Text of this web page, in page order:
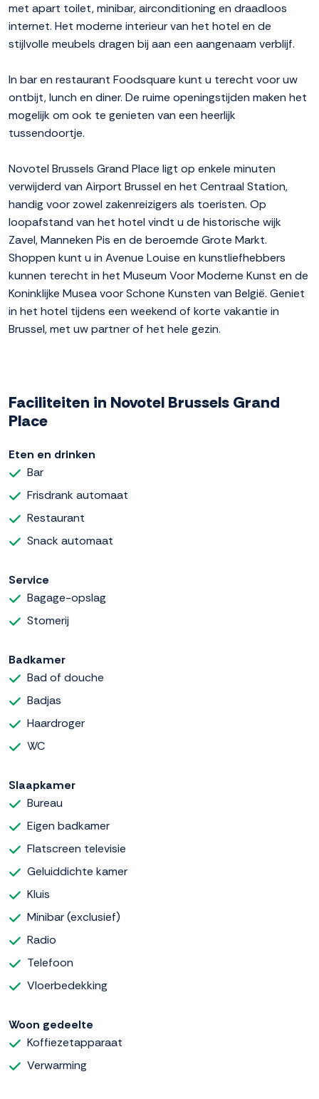
met apart toilet, minibar, airconditioning en draadloos
internet. Het moderne interieur van het hotel en de
stijlvolle meubels dragen bij aan een aangenaam verblijf.
In bar en restaurant Foodsquare kunt u terecht voor uw
ontbijt, lunch en diner. De ruime openingstijden maken het
mogelijk om ook te genieten van een heerlijk
tussendoortje.
Novotel Brussels Grand Place ligt op enkele minuten
verwijderd van Airport Brussel en het Centraal Station,
handig voor zowel zakenreizigers als toeristen. Op
loopafstand van het hotel vindt u de historische wijk
Zavel, Manneken Pis en de beroemde Grote Markt.
Shoppen kunt u in Avenue Louise en kunstliefhebbers
kunnen terecht in het Museum Voor Moderne Kunst en de
Koninklijke Musea voor Schone Kunsten van België. Geniet
in het hotel tijdens een weekend of korte vakantie in
Brussel, met uw partner of het hele gezin.
Faciliteiten in Novotel Brussels Grand
Place
Eten en drinken
Bar
Frisdrank automaat
Restaurant
Snack automaat
Service
Bagage-opslag
Stomerij
Badkamer
Bad of douche
Badjas
Haardroger
WC
Slaapkamer
Bureau
Eigen badkamer
Flatscreen televisie
Geluiddichte kamer
Kluis
Minibar (exclusief)
Radio
Telefoon
Vloerbedekking
Woon gedeelte
Koffiezetapparaat
Verwarming